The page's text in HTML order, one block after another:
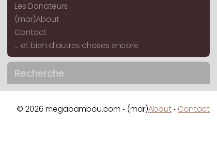
Les Donateurs
(mar)About
Contact
... et bien d'autres choses encore
Recherche
© 2026 megabambou.com • (mar)About • Contact